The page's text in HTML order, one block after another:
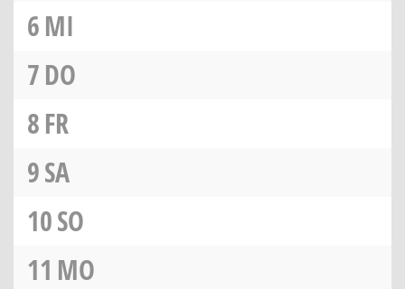
6MI
7DO
8FR
9SA
10SO
11 MO